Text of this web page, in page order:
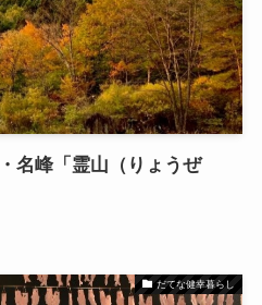
名峰「霊山（りょうぜ
だてな健幸暮らし